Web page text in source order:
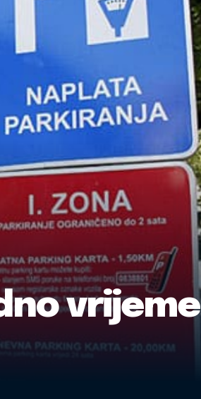
vrijeme